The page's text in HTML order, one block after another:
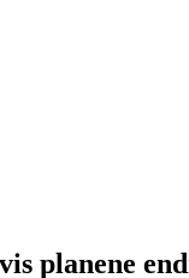
planene